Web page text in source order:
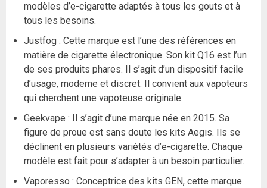
modèles d’e-cigarette adaptés à tous les gouts et à
tous les besoins.
Justfog : Cette marque est l’une des références en
matière de cigarette électronique. Son kit Q16 est l’un
de ses produits phares. Il s’agit d’un dispositif facile
d’usage, moderne et discret. Il convient aux vapoteurs
qui cherchent une vapoteuse originale.
Geekvape : Il s’agit d’une marque née en 2015. Sa
figure de proue est sans doute les kits Aegis. Ils se
déclinent en plusieurs variétés d’e-cigarette. Chaque
modèle est fait pour s’adapter à un besoin particulier.
Vaporesso : Conceptrice des kits GEN, cette marque